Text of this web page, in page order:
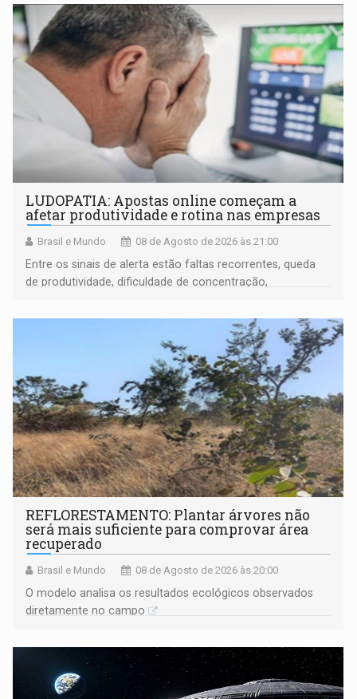
LUDOPATIA: Apostas online começam a
afetar produtividade e rotina nas empresas
Brasil e Mundo 08 de Agosto de 2026 às 21:00
Entre os sinais de alerta estão faltas recorrentes, queda
de produtividade, dificuldade de concentração,
REFLORESTAMENTO: Plantar árvores não
será mais suficiente para comprovar área
recuperado
Brasil e Mundo 08 de Agosto de 2026 às 20:00
O modelo analisa os resultados ecológicos observados
diretamente no campo